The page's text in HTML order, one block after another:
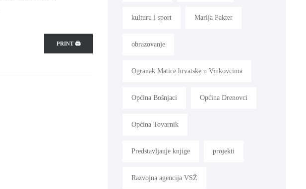
PRINT 🖨
kulturu i sport Marija Pakter
obrazovanje
Ogranak Matice hrvatske u Vinkovcima
Općina Bošnjaci Općina Drenovci
Općina Tovarnik
Predstavljanje knjige projekti
Razvojna agencija VSŽ